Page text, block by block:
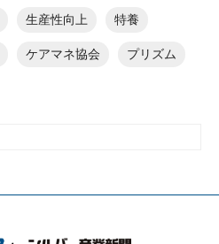
生産性向上 特養
ケアマネ協会 プリズム